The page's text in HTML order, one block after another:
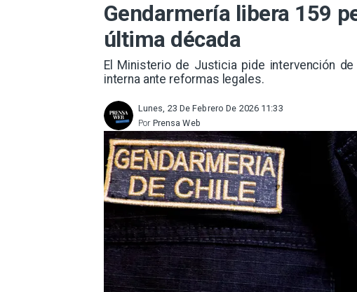
Gendarmería libera 159
última década
El Ministerio de Justicia pide intervención
interna ante reformas legales.
Lunes, 23 De Febrero De 2026 11:33
Prensa Web
Por